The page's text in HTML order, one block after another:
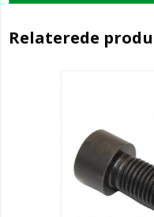
Relaterede